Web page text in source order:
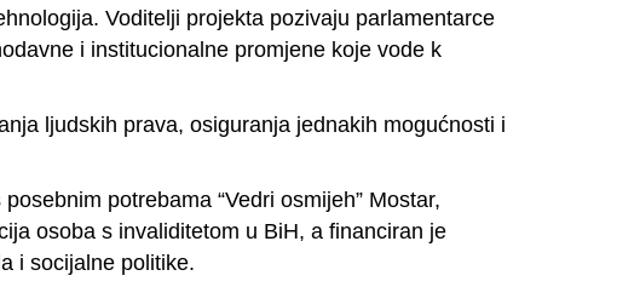
Voditelji projekta pozivaju parlamentarce
i institucionalne promjene koje vode k
ljudskih prava, osiguranja jednakih mogućnosti i
potrebama “Vedri osmijeh” Mostar,
osoba s invaliditetom u BiH, a financiran je
i socijalne politike.